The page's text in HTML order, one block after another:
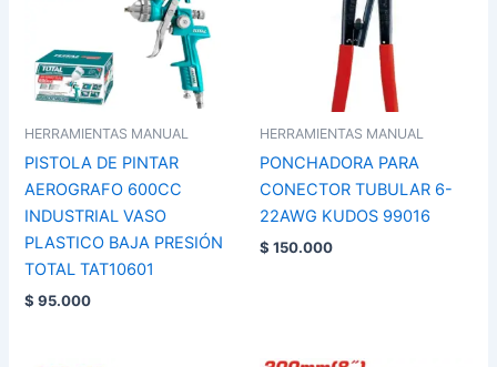
HERRAMIENTAS MANUAL
PISTOLA DE PINTAR
AEROGRAFO 600CC
INDUSTRIAL VASO
PLASTICO BAJA PRESIÓN
TOTAL TAT10601
$ 95.000
HERRAMIENTAS MANUAL
PONCHADORA PARA
CONECTOR TUBULAR 6-
22AWG KUDOS 99016
$ 150.000